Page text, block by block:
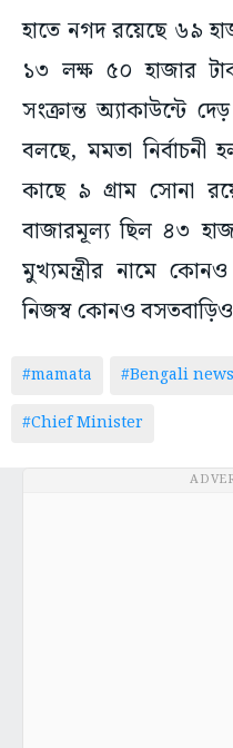
হাতে নগদ রয়েছে ৬৯
১৩ লক্ষ ৫০ হাজার
সংক্রান্ত অ্যাকাউন্টে
বলছে, মমতা নির্বাচনী
কাছে ৯ গ্রাম সোনা
বাজারমূল্য ছিল ৪৩
মুখ্যমন্ত্রীর নামে
নিজস্ব কোনও
#mamata #Bengali news
#Chief Minister